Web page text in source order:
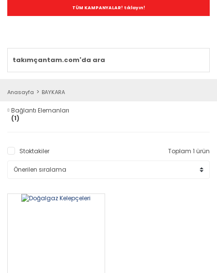
TÜM KAMPANYALAR! tıklayın!
Anasayfa BAYKARA
Bağlantı Elemanları
(1)
Stoktakiler Toplam 1 ürün